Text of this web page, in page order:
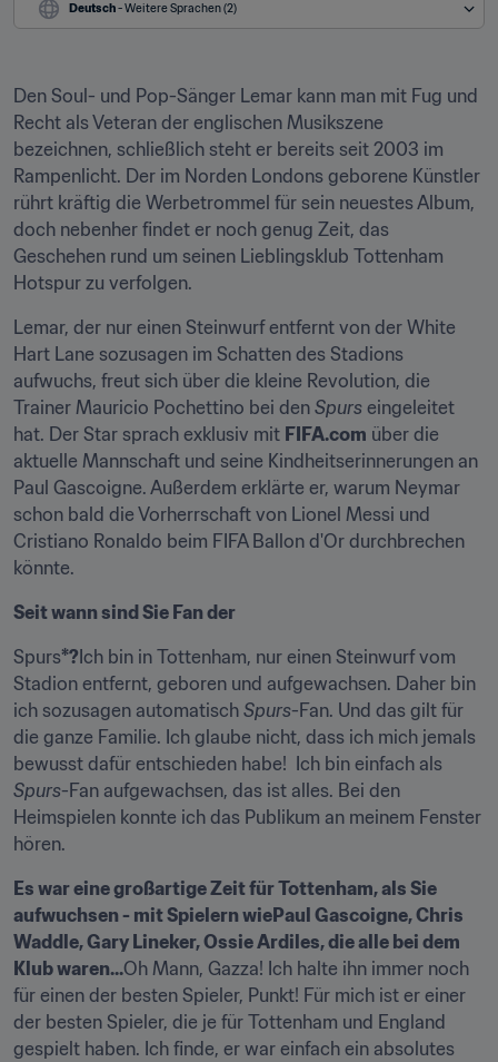
Deutsch - Weitere Sprachen (2)
Den Soul- und Pop-Sänger Lemar kann man mit Fug und
Recht als Veteran der englischen Musikszene
bezeichnen, schließlich steht er bereits seit 2003 im
Rampenlicht. Der im Norden Londons geborene Künstler
rührt kräftig die Werbetrommel für sein neuestes Album,
doch nebenher findet er noch genug Zeit, das
Geschehen rund um seinen Lieblingsklub Tottenham
Hotspur zu verfolgen.
Lemar, der nur einen Steinwurf entfernt von der White
Hart Lane sozusagen im Schatten des Stadions
aufwuchs, freut sich über die kleine Revolution, die
Trainer Mauricio Pochettino bei den Spurs eingeleitet
hat. Der Star sprach exklusiv mit FIFA.com über die
aktuelle Mannschaft und seine Kindheitserinnerungen an
Paul Gascoigne. Außerdem erklärte er, warum Neymar
schon bald die Vorherrschaft von Lionel Messi und
Cristiano Ronaldo beim FIFA Ballon d'Or durchbrechen
könnte.
Seit wann sind Sie Fan der
Spurs*? Ich bin in Tottenham, nur einen Steinwurf vom
Stadion entfernt, geboren und aufgewachsen. Daher bin
ich sozusagen automatisch Spurs-Fan. Und das gilt für
die ganze Familie. Ich glaube nicht, dass ich mich jemals
Spurs-Fan aufgewachsen, das ist alles. Bei den
Heimspielen konnte ich das Publikum an meinem Fenster
hören.
Es war eine großartige Zeit für Tottenham, als Sie
aufwuchsen - mit Spielern wiePaul Gascoigne, Chris
Waddle, Gary Lineker, Ossie Ardiles, die alle bei dem
Klub waren...Oh Mann, Gazza! Ich halte ihn immer noch
für einen der besten Spieler, Punkt! Für mich ist er einer
der besten Spieler, die je für Tottenham und England
gespielt haben. Ich finde, er war einfach ein absolutes